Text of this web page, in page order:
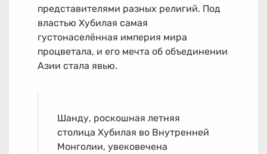
представителями разных религий. Под
властью Хубилая самая
густонаселённая империя мира
процветала, и его мечта об объединении
Азии стала явью.
Шанду, роскошная летняя
столица Хубилая во Внутренней
Монголии, увековечена